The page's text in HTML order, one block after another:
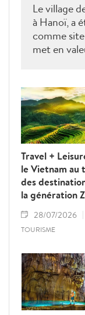
Le village
à Hanoï, a
comme
met en
tourisme
des
Travel +
le Vietnam au
des
la génération Z
28/07/2026
TOURISME